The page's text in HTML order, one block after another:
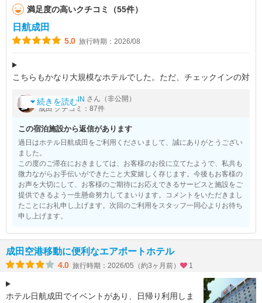
満足度の高いクチコミ（55件）
日航成田
5.0 旅行時期：2026/08
こちらもかなり大規模なホテルでした。ただ、チェックインの対
気迫がありました。わたしは日航オークラの会員なのですが、そ
の優待もきちんとしています
続きを読む
byDAMMANN さん（非公開）
成田 クチコミ：87件
この宿泊施設から返信があります
過日はホテル日航成田をご利用くださいまして、誠にありがとうござい
ました。
この度のご滞在におきましては、お客様のお役に立てたようで、私共も
微力ながらお手伝いができたこと大変嬉しく存じます。今後もお客様の
お声を大切にして、お客様のご期待にお応えできるサービスと施設をご
提供できるよう一生懸命努力してまいります。コメントをいただきまし
たことにお礼申し上げます。次回のご利用をスタッフ一同心よりお待ち
申し上げます。
成田空港移動に便利なエアポートホテル
4.0 旅行時期：2026/05（約3ヶ月前） 1
ホテル日航成田でイベントがあり、日帰り利用しま